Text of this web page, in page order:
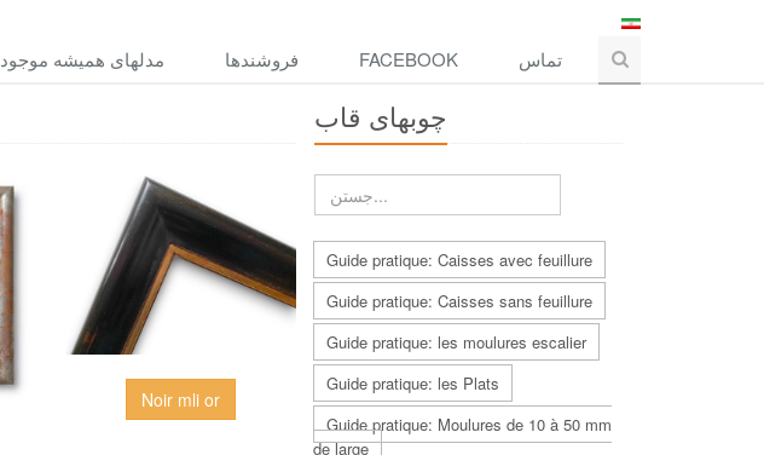
مدلهاى هميشه موجود فروشندها FACEBOOK تماس
Noir mli or
چوبهاى قاب
Guide pratique: Caisses avec feuillure
Guide pratique: Caisses sans feuillure
Guide pratique: les moulures escalier
Guide pratique: les Plats
Guide pratique: Moulures de 10 à 50 mm
de large